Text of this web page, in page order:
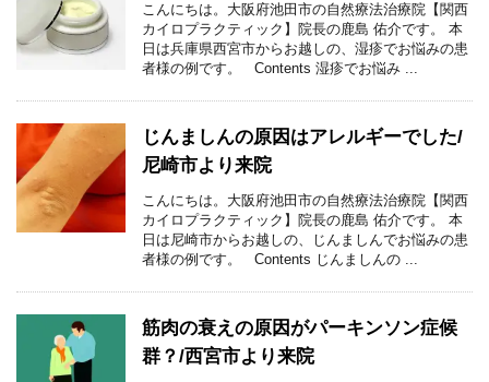
こんにちは。大阪府池田市の自然療法治療院【関西
カイロプラクティック】院長の鹿島 佑介です。 本
日は兵庫県西宮市からお越しの、湿疹でお悩みの患
者様の例です。 Contents 湿疹でお悩み ...
じんましんの原因はアレルギーでした/
尼崎市より来院
こんにちは。大阪府池田市の自然療法治療院【関西
カイロプラクティック】院長の鹿島 佑介です。 本
日は尼崎市からお越しの、じんましんでお悩みの患
者様の例です。 Contents じんましんの ...
筋肉の衰えの原因がパーキンソン症候
群？/西宮市より来院